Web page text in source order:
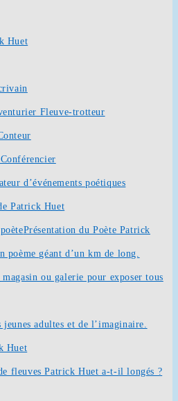
Huet
Fleuve-trotteur
d’événements poétiques
Patrick Huet
Présentation du Poète Patrick
poème géant d’un km de long.
ou galerie pour exposer tous
jeunes adultes et de l’imaginaire.
Huet
fleuves Patrick Huet a-t-il longés ?